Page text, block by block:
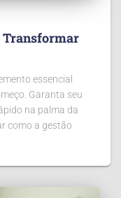
Transformar
essencial
Garanta seu
na palma da
como a gestão